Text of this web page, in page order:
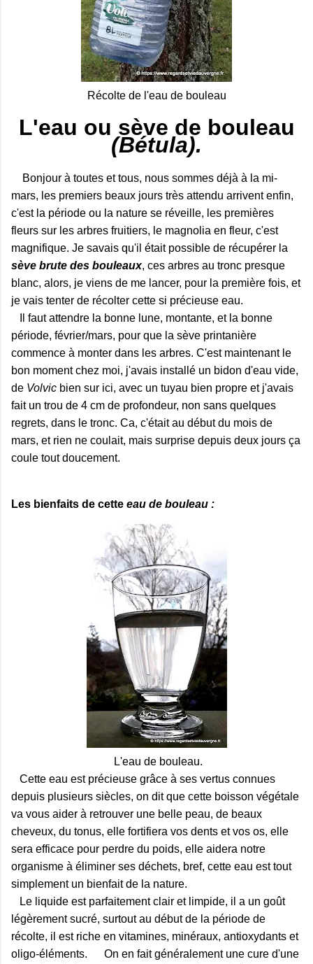
Récolte de l'eau de bouleau
L'eau ou sève de bouleau
(Bétula).
Bonjour à toutes et tous, nous sommes déjà à la mi-
mars, les premiers beaux jours très attendu arrivent enfin,
c'est la période ou la nature se réveille, les premières
fleurs sur les arbres fruitiers, le magnolia en fleur, c'est
magnifique. Je savais qu'il était possible de récupérer la
sève brute des bouleaux, ces arbres au tronc presque
blanc, alors, je viens de me lancer, pour la première fois, et
je vais tenter de récolter cette si précieuse eau.
Il faut attendre la bonne lune, montante, et la bonne
période, février/mars, pour que la sève printanière
commence à monter dans les arbres. C'est maintenant le
bon moment chez moi, j'avais installé un bidon d'eau vide,
de Volvic bien sur ici, avec un tuyau bien propre et j'avais
fait un trou de 4 cm de profondeur, non sans quelques
regrets, dans le tronc. Ca, c'était au début du mois de
mars, et rien ne coulait, mais surprise depuis deux jours ça
coule tout doucement.
Les bienfaits de cette eau de bouleau :
L'eau de bouleau.
Cette eau est précieuse grâce à ses vertus connues
depuis plusieurs siècles, on dit que cette boisson végétale
va vous aider à retrouver une belle peau, de beaux
cheveux, du tonus, elle fortifiera vos dents et vos os, elle
sera efficace pour perdre du poids, elle aidera notre
organisme à éliminer ses déchets, bref, cette eau est tout
simplement un bienfait de la nature.
Le liquide est parfaitement clair et limpide, il a un goût
légèrement sucré, surtout au début de la période de
récolte, il est riche en vitamines, minéraux, antioxydants et
oligo-éléments. On en fait généralement une cure d'une